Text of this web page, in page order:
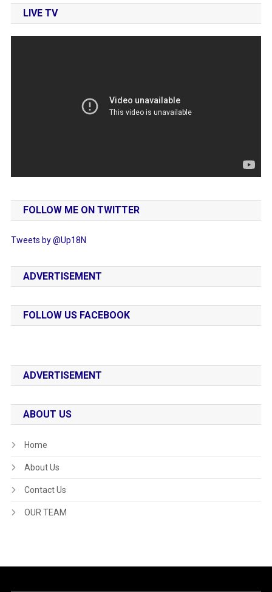
LIVE TV
FOLLOW ME ON TWITTER
Tweets by @Up18N
ADVERTISEMENT
FOLLOW US FACEBOOK
ADVERTISEMENT
ABOUT US
Home
About Us
Contact Us
OUR TEAM